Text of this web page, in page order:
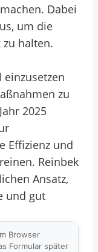
Dabei
um die
halten.
zu
2025
Effizienz und
Reinbek
Ansatz,
und gut
Browser
Formular später